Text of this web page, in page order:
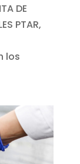
DE
PTAR,
los